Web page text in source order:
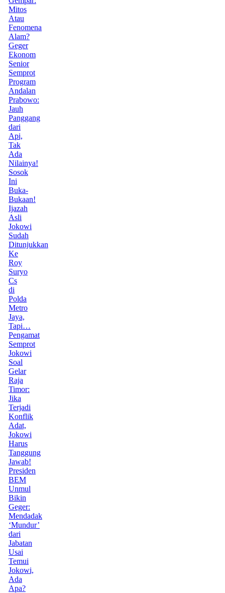
Mitos
Atau
Fenomena
Alam?
Geger
Ekonom
Senior
Semprot
Program
Andalan
Prabowo:
Jauh
Panggang
dari
Api,
Tak
Ada
Nilainya!
Sosok
Ini
Buka-
Bukaan!
Ijazah
Asli
Jokowi
Sudah
Ditunjukkan
Ke
Roy
Suryo
Cs
di
Polda
Metro
Jaya,
Tapi…
Pengamat
Semprot
Jokowi
Soal
Gelar
Raja
Timor:
Jika
Terjadi
Konflik
Adat,
Jokowi
Harus
Tanggung
Jawab!
Presiden
BEM
Unmul
Bikin
Geger:
Mendadak
‘Mundur’
dari
Jabatan
Usai
Temui
Jokowi,
Ada
Apa?